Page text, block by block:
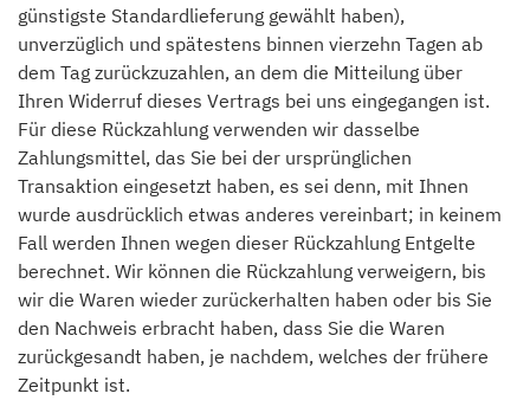
günstigste Standardlieferung gewählt haben),
unverzüglich und spätestens binnen vierzehn Tagen ab
dem Tag zurückzuzahlen, an dem die Mitteilung über
Ihren Widerruf dieses Vertrags bei uns eingegangen ist.
Für diese Rückzahlung verwenden wir dasselbe
Zahlungsmittel, das Sie bei der ursprünglichen
Transaktion eingesetzt haben, es sei denn, mit Ihnen
wurde ausdrücklich etwas anderes vereinbart; in keinem
Fall werden Ihnen wegen dieser Rückzahlung Entgelte
berechnet. Wir können die Rückzahlung verweigern, bis
wir die Waren wieder zurückerhalten haben oder bis Sie
den Nachweis erbracht haben, dass Sie die Waren
zurückgesandt haben, je nachdem, welches der frühere
Zeitpunkt ist.